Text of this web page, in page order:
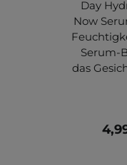
Day
Now
Serum-
das